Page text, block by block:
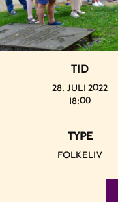
TID
28. JULI 2022
18:00
TYPE
FOLKELIV